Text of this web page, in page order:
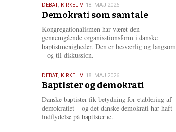
18.
maj
2026
DEBAT, KIRKELIV 18. MAJ 2026
Demokrati som samtale
Kongregationalismen har været den
gennemgående organisationsform i danske
baptistmenigheder. Den er besværlig og langsom
– og til diskussion.
18.
maj
2026
DEBAT, KIRKELIV 18. MAJ 2026
Baptister og demokrati
Danske baptister fik betydning for etablering af
demokratiet – og det danske demokrati har haft
indflydelse på baptisterne.